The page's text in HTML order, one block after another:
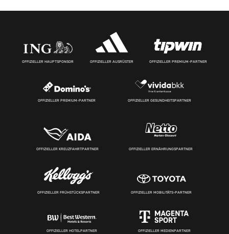
OFFIZIELLER HAUPTSPONSOR OFFIZIELLER AUSRÜSTER OFFIZIELLER PREMIUM-PARTNER
OFFIZIELLER PREMIUM-PARTNER OFFIZIELLER GESUNDHEITSPARTNER
OFFIZIELLER KREUZFAHRTPARTNER OFFIZIELLER ERNÄHRUNGSPARTNER
OFFIZIELLER FRÜHSTÜCKSPARTNER OFFIZIELLER MOBILITÄTS-PARTNER
OFFIZIELLER HOTELPARTNER OFFIZIELLER MEDIENPARTNER